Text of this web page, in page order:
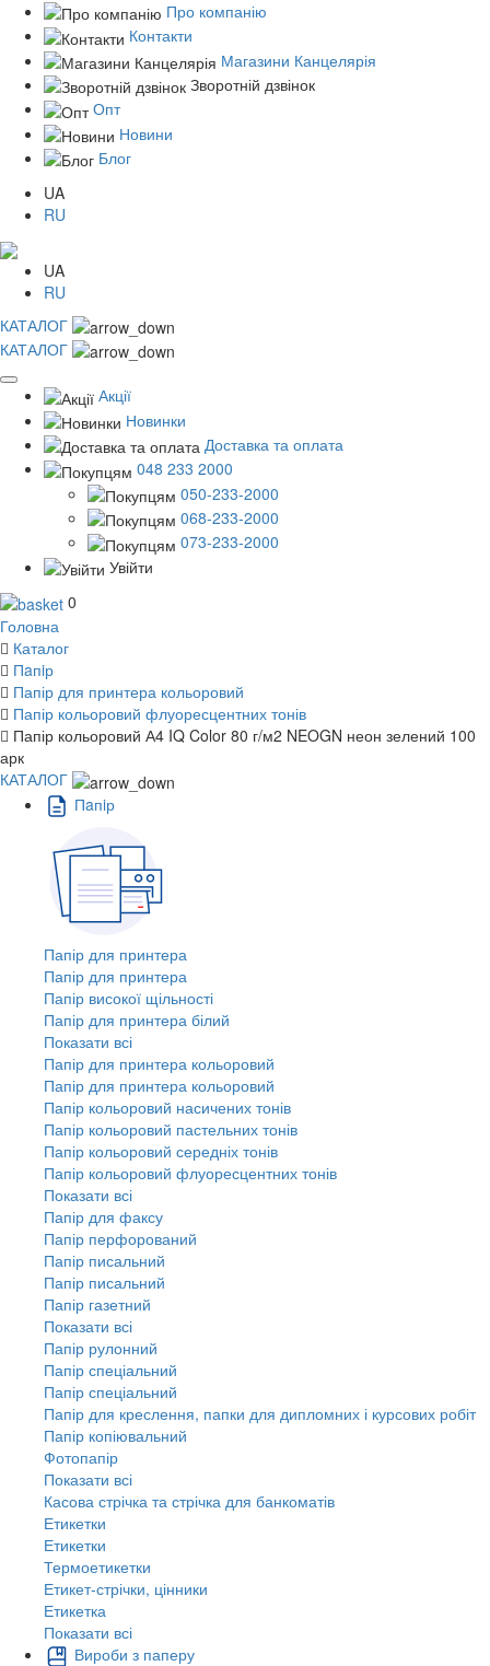
Про компанію
Контакти
Магазини Канцелярія
Зворотній дзвінок
Опт
Новини
Блог
UA
RU
UA
RU
КАТАЛОГ
КАТАЛОГ
Акції
Новинки
Доставка та оплата
048 233 2000
050-233-2000
068-233-2000
073-233-2000
Увійти
0
Головна
Каталог
Пaпiр
Папір для принтера кольоровий
Папір кольоровий флуоресцентних тонів
Папір кольоровий А4 IQ Color 80 г/м2 NEOGN неон зелений 100
арк
КАТАЛОГ
Пaпiр
Папір для принтера
Папір для принтера
Папір високої щільності
Папір для принтера білий
Показати всі
Папір для принтера кольоровий
Папір для принтера кольоровий
Папір кольоровий насичених тонів
Папір кольоровий пастельних тонів
Папір кольоровий середніх тонів
Папір кольоровий флуоресцентних тонів
Показати всі
Папір для факсу
Папір перфорований
Папір писальний
Папір писальний
Папір газетний
Показати всі
Папір рулонний
Папір спеціальний
Папір спеціальний
Папір для креслення, папки для дипломних і курсових робіт
Папір копіювальний
Фотопапір
Показати всі
Касова стрічка та стрічка для банкоматів
Етикетки
Етикетки
Термоетикетки
Етикет-стрічки, цінники
Етикетка
Показати всі
Вироби з паперу